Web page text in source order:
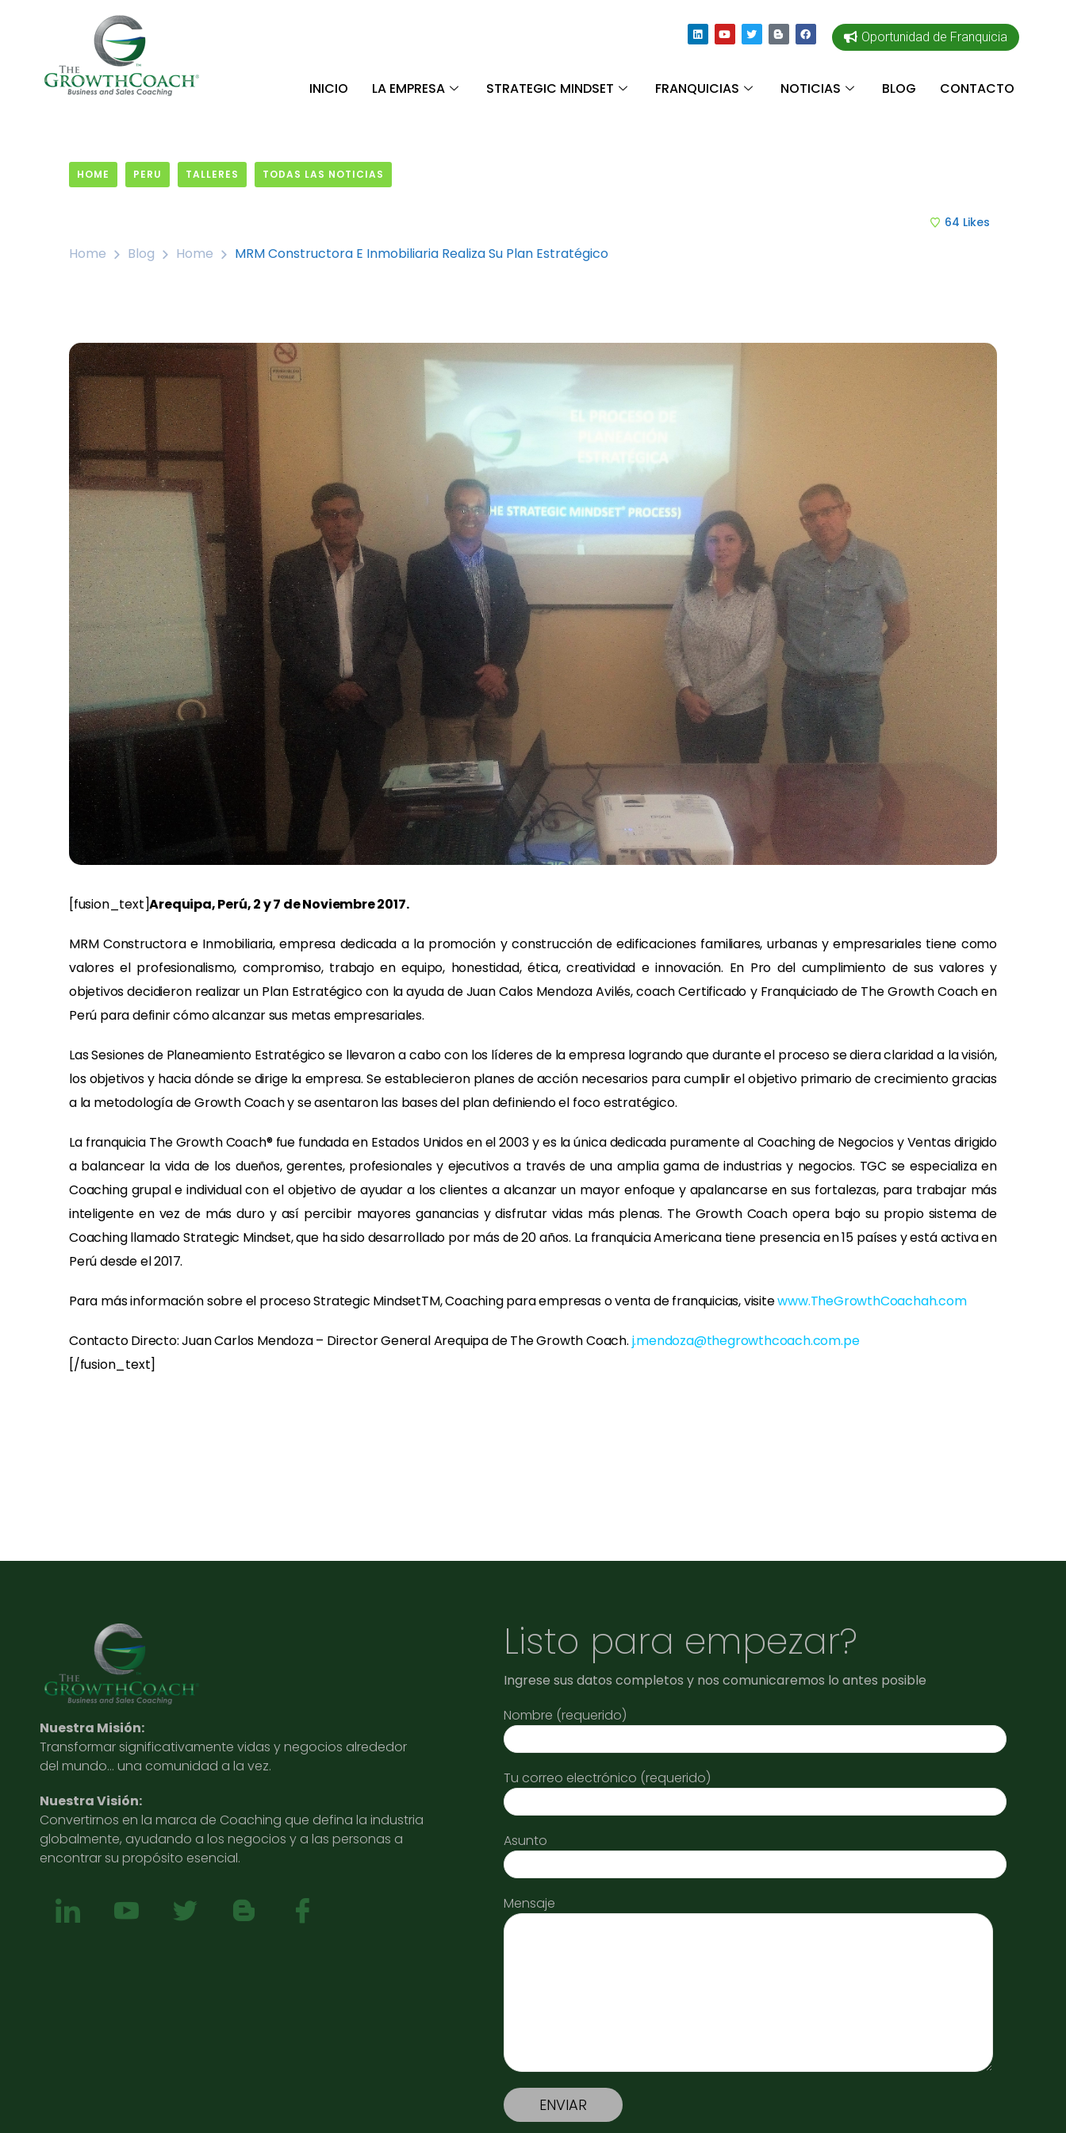
Oportunidad de Franquicia
INICIO LA EMPRESA STRATEGIC MINDSET FRANQUICIAS NOTICIAS BLOG CONTACTO
HOME PERU TALLERES TODAS LAS NOTICIAS
64 Likes
Home Blog Home MRM Constructora E Inmobiliaria Realiza Su Plan Estratégico
[fusion_text]Arequipa, Perú, 2 y 7 de Noviembre 2017.
MRM Constructora e Inmobiliaria, empresa dedicada a la promoción y construcción de edificaciones familiares, urbanas y empresariales tiene como
valores el profesionalismo, compromiso, trabajo en equipo, honestidad, ética, creatividad e innovación. En Pro del cumplimiento de sus valores y
objetivos decidieron realizar un Plan Estratégico con la ayuda de Juan Calos Mendoza Avilés, coach Certificado y Franquiciado de The Growth Coach en
Perú para definir cómo alcanzar sus metas empresariales.
Las Sesiones de Planeamiento Estratégico se llevaron a cabo con los líderes de la empresa logrando que durante el proceso se diera claridad a la visión,
los objetivos y hacia dónde se dirige la empresa. Se establecieron planes de acción necesarios para cumplir el objetivo primario de crecimiento gracias
a la metodología de Growth Coach y se asentaron las bases del plan definiendo el foco estratégico.
La franquicia The Growth Coach® fue fundada en Estados Unidos en el 2003 y es la única dedicada puramente al Coaching de Negocios y Ventas dirigido
a balancear la vida de los dueños, gerentes, profesionales y ejecutivos a través de una amplia gama de industrias y negocios. TGC se especializa en
Coaching grupal e individual con el objetivo de ayudar a los clientes a alcanzar un mayor enfoque y apalancarse en sus fortalezas, para trabajar más
inteligente en vez de más duro y así percibir mayores ganancias y disfrutar vidas más plenas. The Growth Coach opera bajo su propio sistema de
Coaching llamado Strategic Mindset, que ha sido desarrollado por más de 20 años. La franquicia Americana tiene presencia en 15 países y está activa en
Perú desde el 2017.
Para más información sobre el proceso Strategic MindsetTM, Coaching para empresas o venta de franquicias, visitewww.TheGrowthCoachah.com
Contacto Directo: Juan Carlos Mendoza – Director General Arequipa de The Growth Coach. j.mendoza@thegrowthcoach.com.pe
[/fusion_text]
Nuestra Misión:
Transformar significativamente vidas y negocios alrededor
del mundo… una comunidad a la vez.
Nuestra Visión:
Convertirnos en la marca de Coaching que defina la industria
globalmente, ayudando a los negocios y a las personas a
encontrar su propósito esencial.
Listo para empezar?
Ingrese sus datos completos y nos comunicaremos lo antes posible
Nombre (requerido)
Tu correo electrónico (requerido)
Asunto
Mensaje